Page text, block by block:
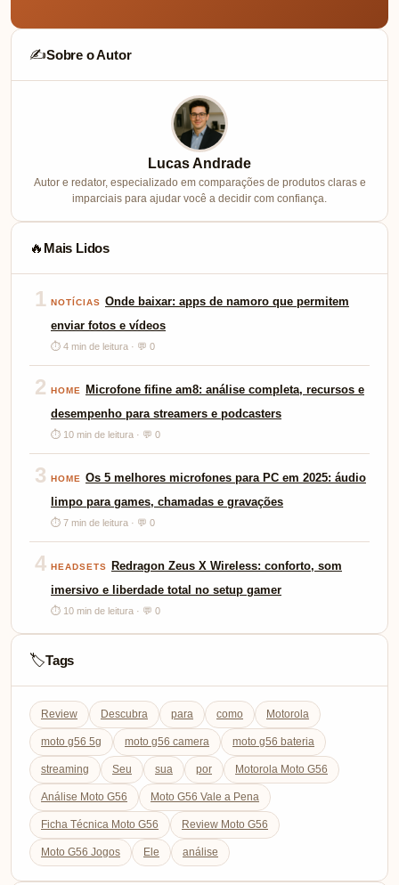
✍️Sobre o Autor
Lucas Andrade
Autor e redator, especializado em comparações de produtos claras e
imparciais para ajudar você a decidir com confiança.
🔥 Mais Lidos
1 NOTÍCIAS Onde baixar: apps de namoro que permitem
enviar fotos e vídeos
⏱ 4 min de leitura · 💬 0
2 HOME
Microfone fifine am8: análise completa, recursos e
desempenho para streamers e podcasters
⏱ 10 min de leitura · 💬 0
3 HOME Os 5 melhores microfones para PC em 2025: áudio
limpo para games, chamadas e gravações
⏱ 7 min de leitura · 💬 0
4 HEADSETS
Redragon Zeus X Wireless: conforto, som
imersivo e liberdade total no setup gamer
⏱ 10 min de leitura · 💬 0
🏷️Tags
Review Descubra para como Motorola
moto g56 5g moto g56 camera moto g56 bateria
streaming Seu sua por Motorola Moto G56
Análise Moto G56 Moto G56 Vale a Pena
Ficha Técnica Moto G56 Review Moto G56
Moto G56 Jogos Ele análise